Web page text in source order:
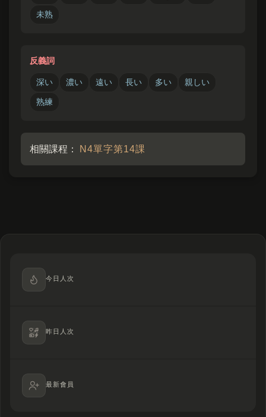
未熟
反義詞
深い 濃い 遠い 長い 多い 親しい
熟練
相關課程： N4單字第14課
今日人次
昨日人次
最新會員